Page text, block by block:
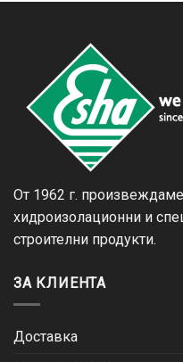
От 1962 г.
хидроизолационни и
строителни продукти.
ЗА КЛИЕНТА
Доставка